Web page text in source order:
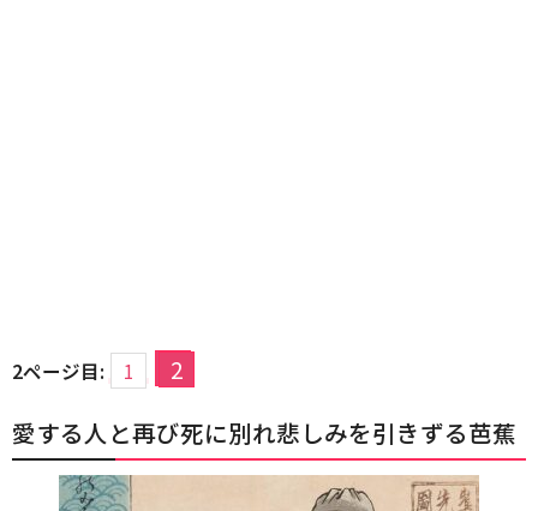
2ページ目: 1 2
愛する人と再び死に別れ悲しみを引きずる芭蕉